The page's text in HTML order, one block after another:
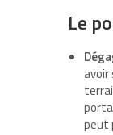
Le
peut